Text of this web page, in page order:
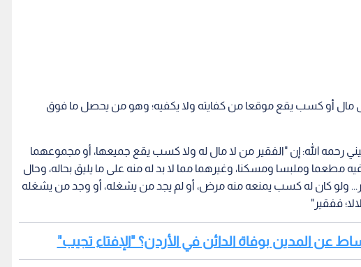
مال أو كسب يقع موقعا من كفايته ولا يكفيه؛ وهو من يحصل ما فوق
رحمه الله: إن "الفقير من لا مال له ولا كسب يقع جميعها، أو مجموعهما
مطعما وملبسا ومسكنا، وغيرهما مما لا بد له منه على ما يليق بحاله، وحال
ولو كان له كسب يمنعه منه مرض، أو لم يجد من يشغله، أو وجد من يشغله
ففقير"
عن المدين بوفاة الدائن في الأردن؟ "الإفتاء تجيب"